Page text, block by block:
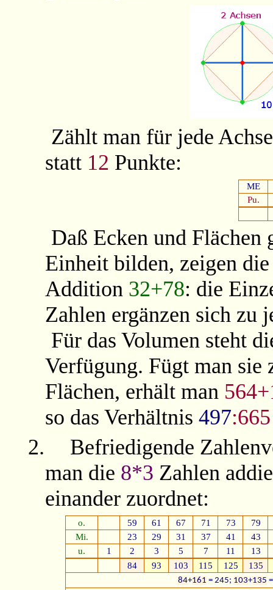
Zählt man für jede
statt 12 Punkte:
ME
Pu.
Daß Ecken und Flächen
Einheit bilden, zeigen
Addition 32+78: die
Zahlen ergänzen sich zu
Für das Volumen steht
Verfügung. Fügt man sie
Flächen, erhält man
so das Verhältnis497
2.
Befriedigende
man die 8*3 Zahlen
einander zuordnet:
o. 59 61 67 71 73
79
Mi.
23 29 31 37 41
43
u.
1 2 3 5 7 11
13
84
93 103 115 125 135
84+161 = 245; 103+135